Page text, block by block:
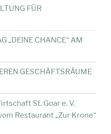
FÜR
„DEINE CHANCE“ AM
GESCHÄFTSRÄUME
St. Goar e. V.
Restaurant „Zur Krone“